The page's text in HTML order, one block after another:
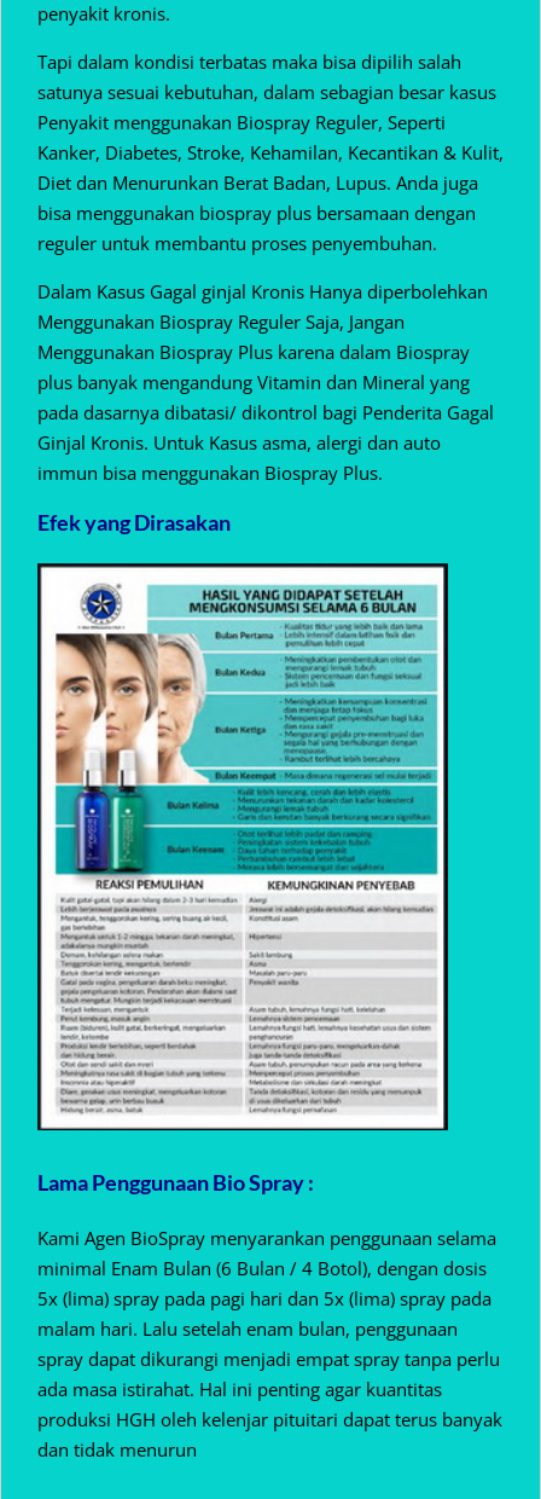
penyakit kronis.
Tapi dalam kondisi terbatas maka bisa dipilih salah
satunya sesuai kebutuhan, dalam sebagian besar kasus
Penyakit menggunakan Biospray Reguler, Seperti
Kanker, Diabetes, Stroke, Kehamilan, Kecantikan & Kulit,
Diet dan Menurunkan Berat Badan, Lupus. Anda juga
bisa menggunakan biospray plus bersamaan dengan
reguler untuk membantu proses penyembuhan.
Dalam Kasus Gagal ginjal Kronis Hanya diperbolehkan
Menggunakan Biospray Reguler Saja, Jangan
Menggunakan Biospray Plus karena dalam Biospray
plus banyak mengandung Vitamin dan Mineral yang
pada dasarnya dibatasi/ dikontrol bagi Penderita Gagal
Ginjal Kronis. Untuk Kasus asma, alergi dan auto
immun bisa menggunakan Biospray Plus.
Efek yang Dirasakan
Lama Penggunaan Bio Spray :
Kami Agen BioSpray menyarankan penggunaan selama
minimal Enam Bulan (6 Bulan / 4 Botol), dengan dosis
5x (lima) spray pada pagi hari dan 5x (lima) spray pada
malam hari. Lalu setelah enam bulan, penggunaan
spray dapat dikurangi menjadi empat spray tanpa perlu
ada masa istirahat. Hal ini penting agar kuantitas
produksi HGH oleh kelenjar pituitari dapat terus banyak
dan tidak menurun